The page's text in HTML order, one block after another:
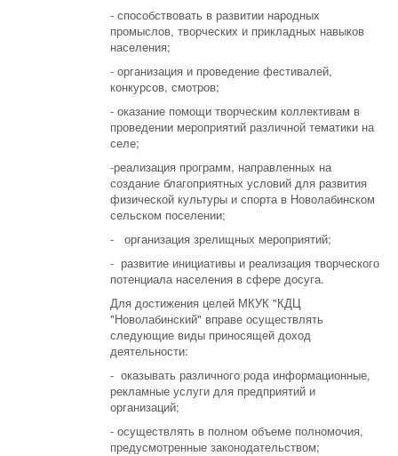
- способствовать в развитии народных
промыслов, творческих и прикладных навыков
населения;
- организация и проведение фестивалей,
конкурсов, смотров;
- оказание помощи творческим коллективам в
проведении мероприятий различной тематики на
селе;
-реализация программ, направленных на
создание благоприятных условий для развития
физической культуры и спорта в Новолабинском
сельском поселении;
- организация зрелищных мероприятий;
- развитие инициативы и реализация творческого
потенциала населения в сфере досуга.
Для достижения целей МКУК "КДЦ
"Новолабинский" вправе осуществлять
следующие виды приносящей доход
деятельности:
- оказывать различного рода информационные,
рекламные услуги для предприятий и
организаций;
- осуществлять в полном объеме полномочия,
предусмотренные законодательством;